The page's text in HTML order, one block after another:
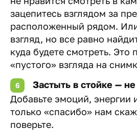
зацепитесь взглядом за
расположенный рядом.
взгляд, но все равно
куда будете смотреть. Это
«пустого» взгляда на
Застыть в стойке —
Добавьте эмоций, энергии
только «спасибо» нам
поверьте.